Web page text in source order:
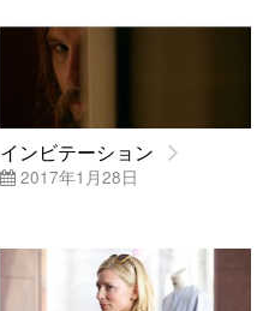
インビテーション
2017年1月28日